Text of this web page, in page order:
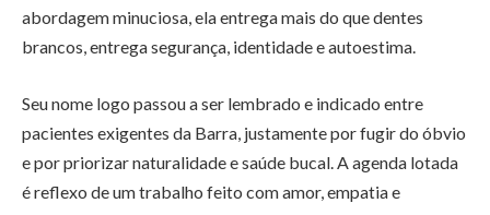
abordagem minuciosa, ela entrega mais do que dentes
brancos, entrega segurança, identidade e autoestima.
Seu nome logo passou a ser lembrado e indicado entre
pacientes exigentes da Barra, justamente por fugir do óbvio
e por priorizar naturalidade e saúde bucal. A agenda lotada
é reflexo de um trabalho feito com amor, empatia e